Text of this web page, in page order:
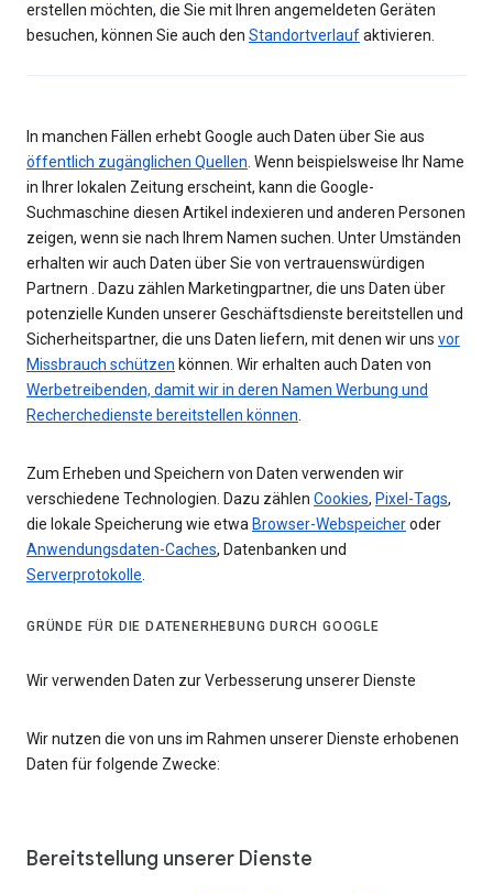
erstellen möchten, die Sie mit Ihren angemeldeten Geräten
besuchen, können Sie auch den Standortverlaufaktivieren.
In manchen Fällen erhebt Google auch Daten über Sie aus
öffentlich zugänglichen Quellen. Wenn beispielsweise Ihr Name
in Ihrer lokalen Zeitung erscheint, kann die Google-
Suchmaschine diesen Artikel indexieren und anderen Personen
zeigen, wenn sie nach Ihrem Namen suchen. Unter Umständen
erhalten wir auch Daten über Sie von vertrauenswürdigen
Partnern . Dazu zählen Marketingpartner, die uns Daten über
potenzielle Kunden unserer Geschäftsdienste bereitstellen und
Sicherheitspartner, die uns Daten liefern, mit denen wir uns vor
Missbrauch schützen können. Wir erhalten auch Daten von
Werbetreibenden, damit wir in deren Namen Werbung und
Recherchedienste bereitstellen können.
Zum Erheben und Speichern von Daten verwenden wir
verschiedene Technologien. Dazu zählen Cookies, Pixel-Tags,
die lokale Speicherung wie etwa Browser-Webspeicheroder
Anwendungsdaten-Caches, Datenbanken und
Serverprotokolle.
GRÜNDE FÜR DIE DATENERHEBUNG DURCH GOOGLE
Wir verwenden Daten zur Verbesserung unserer Dienste
Wir nutzen die von uns im Rahmen unserer Dienste erhobenen
Daten für folgende Zwecke:
Bereitstellung unserer Dienste